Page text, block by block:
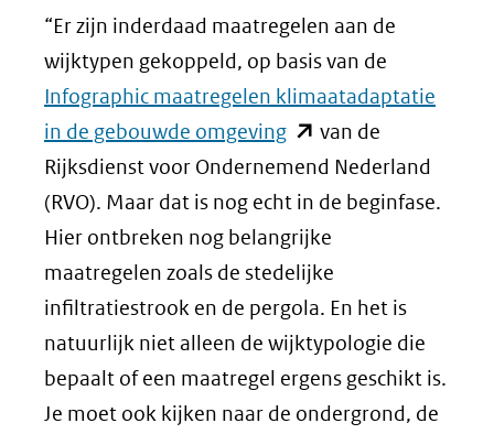
“Er zijn inderdaad maatregelen aan de
wijktypen gekoppeld, op basis van de
Infographic maatregelen klimaatadaptatie
in de gebouwde omgeving(opent
in
nieuw
venster)
(verwijst
naar
een
andere
website)
van de
Rijksdienst voor Ondernemend Nederland
(RVO). Maar dat is nog echt in de beginfase.
Hier ontbreken nog belangrijke
maatregelen zoals de stedelijke
infiltratiestrook en de pergola. En het is
natuurlijk niet alleen de wijktypologie die
bepaalt of een maatregel ergens geschikt is.
Je moet ook kijken naar de ondergrond, de